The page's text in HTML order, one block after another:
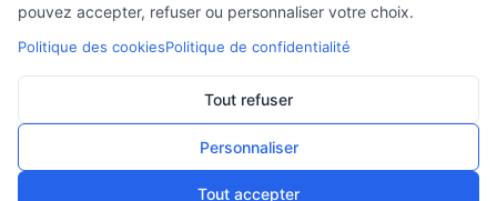
INFORMATIONS LÉGALES
Mentions légales
pouvez accepter, refuser ou personnaliser votre choix.
Politique des cookiesPolitique de confidentialité
Tout refuser
Personnaliser
Tout accepter